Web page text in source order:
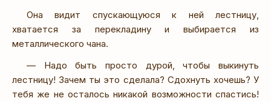
Она видит спускающуюся к ней лестницу,
хватается за перекладину и выбирается из
металлического чана.
— Надо быть просто дурой, чтобы выкинуть
лестницу! Зачем ты это сделала? Сдохнуть хочешь? У
тебя же не осталось никакой возможности спастись!